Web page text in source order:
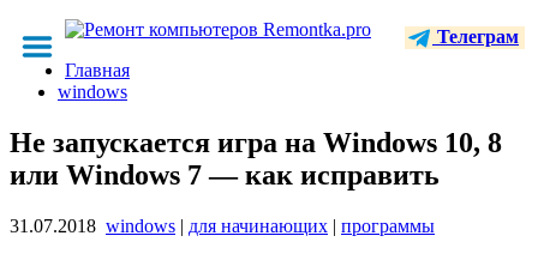
Телеграм
Главная
windows
Не запускается игра на Windows 10, 8
или Windows 7 — как исправить
31.07.2018 windows | для начинающих | программы